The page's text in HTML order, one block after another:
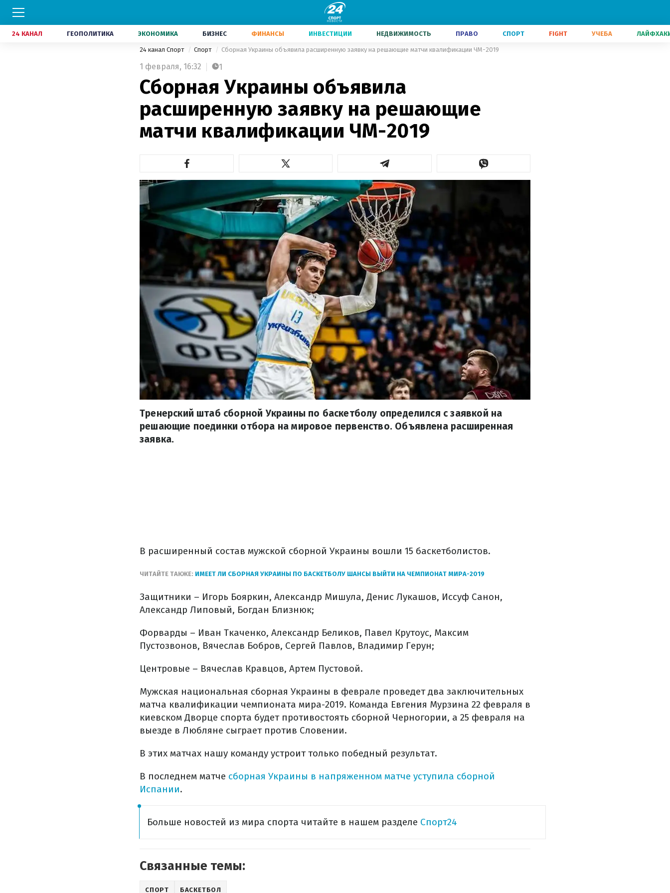
24 КАНАЛ ГЕОПОЛИТИКА ЭКОНОМИКА БИЗНЕС ФИНАНСЫ ИНВЕСТИЦИИ НЕДВИЖИМОСТЬ ПРАВО СПОРТ FIGHT УЧЕБА
24 канал Спорт Спорт Сборная Украины объявила расширенную заявку на решающие матчи квалификации ЧМ-2019
1 февраля, 16:32 1
Сборная Украины объявила
расширенную заявку на решающие
матчи квалификации ЧМ-2019
Тренерский штаб сборной Украины по баскетболу определился с заявкой на
решающие поединки отбора на мировое первенство. Объявлена расширенная
заявка.
В расширенный состав мужской сборной Украины вошли 15 баскетболистов.
ЧИТАЙТЕ ТАКЖЕ: ИМЕЕТ ЛИ СБОРНАЯ УКРАИНЫ ПО БАСКЕТБОЛУ ШАНСЫ ВЫЙТИ НА ЧЕМПИОНАТ МИРА-2019
Защитники – Игорь Бояркин, Александр Мишула, Денис Лукашов, Иссуф Санон,
Александр Липовый, Богдан Близнюк;
Форварды – Иван Ткаченко, Александр Беликов, Павел Крутоус, Максим
Пустозвонов, Вячеслав Бобров, Сергей Павлов, Владимир Герун;
Центровые – Вячеслав Кравцов, Артем Пустовой.
Мужская национальная сборная Украины в феврале проведет два заключительных
матча квалификации чемпионата мира-2019. Команда Евгения Мурзина 22 февраля в
киевском Дворце спорта будет противостоять сборной Черногории, а 25 февраля на
выезде в Любляне сыграет против Словении.
В этих матчах нашу команду устроит только победный результат.
В последнем матче сборная Украины в напряженном матче уступила сборной
Испании.
Больше новостей из мира спорта читайте в нашем разделе Спорт24
Связанные темы:
СПОРТ БАСКЕТБОЛ